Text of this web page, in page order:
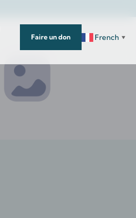
Faire un don French ▼